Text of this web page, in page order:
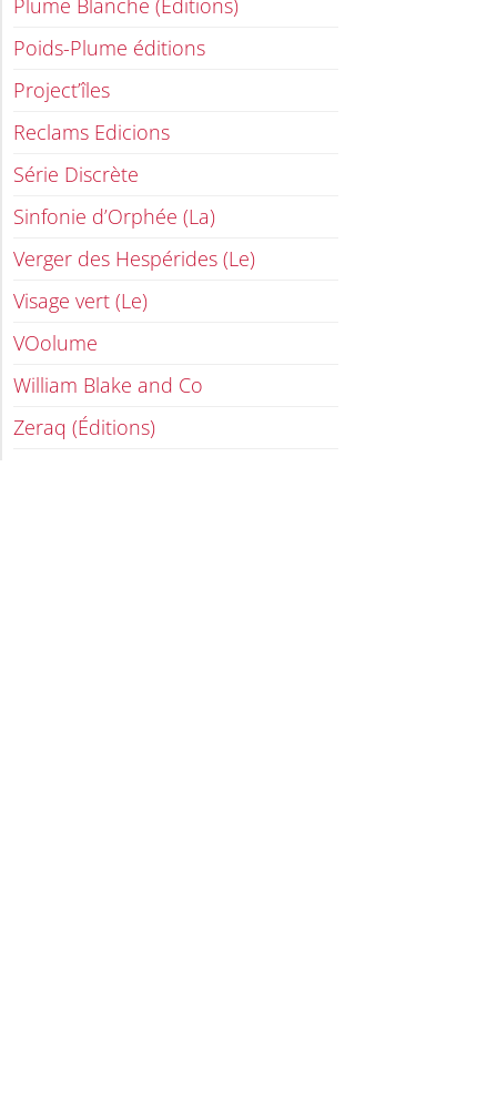
Plume Blanche (Éditions)
Poids-Plume éditions
Project’îles
Reclams Edicions
Série Discrète
Sinfonie d’Orphée (La)
Verger des Hespérides (Le)
Visage vert (Le)
VOolume
William Blake and Co
Zeraq (Éditions)